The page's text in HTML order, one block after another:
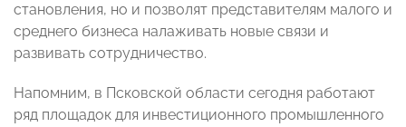
становления, но и позволят представителям малого и
среднего бизнеса налаживать новые связи и
развивать сотрудничество.
Напомним, в Псковской области сегодня работают
ряд площадок для инвестиционного промышленного